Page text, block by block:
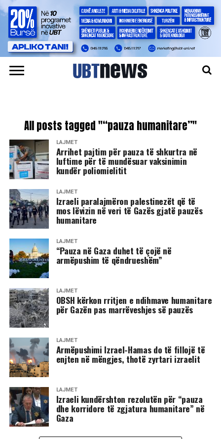
All posts tagged "“pauza humanitare”"
LAJMET
Arrihet pajtim për pauza të shkurtra në
luftime për të mundësuar vaksinimin
kundër poliomielitit
LAJMET
​Izraeli paralajmëron palestinezët që të
mos lëvizin në veri të Gazës gjatë pauzës
humanitare
LAJMET
“Pauza në Gaza duhet të çojë në
armëpushim të qëndrueshëm”
LAJMET
​OBSH kërkon rritjen e ndihmave humanitare
për Gazën pas marrëveshjes së pauzës
LAJMET
Armëpushimi Izrael-Hamas do të fillojë të
enjten në mëngjes, thotë zyrtari izraelit
LAJMET
​Izraeli kundërshton rezolutën për “pauza
dhe korridore të zgjatura humanitare” në
Gaza